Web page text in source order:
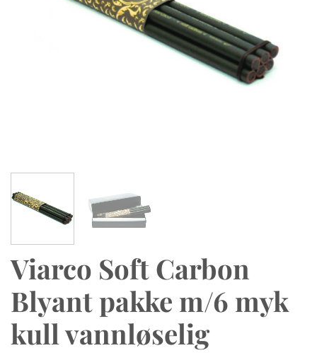
Viarco Soft Carbon
Blyant pakke m/6 myk
kull vannløselig